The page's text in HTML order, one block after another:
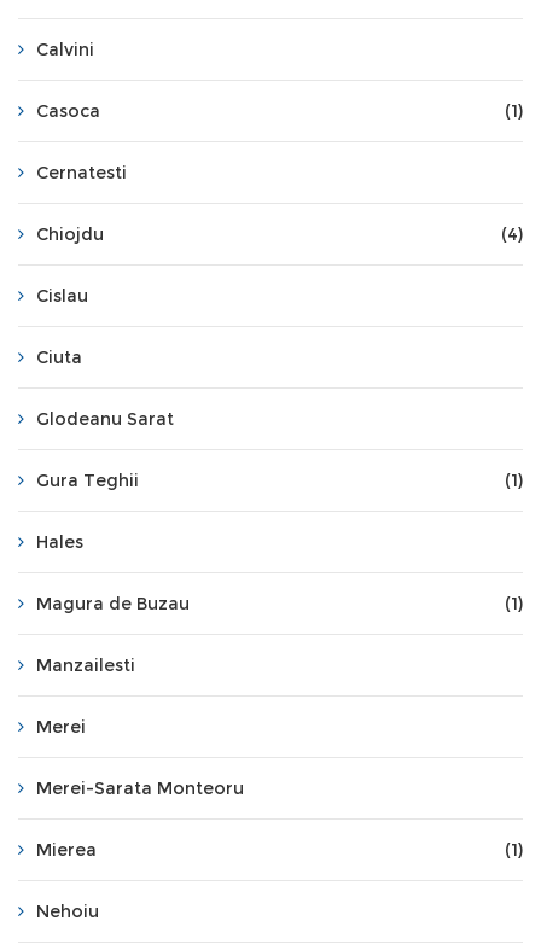
Calvini
Casoca (1)
Cernatesti
Chiojdu (4)
Cislau
Ciuta
Glodeanu Sarat
Gura Teghii (1)
Hales
Magura de Buzau (1)
Manzailesti
Merei
Merei-Sarata Monteoru
Mierea (1)
Nehoiu